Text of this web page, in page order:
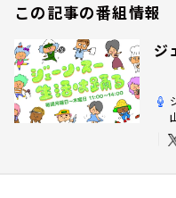
この記事の番組情報
ジ